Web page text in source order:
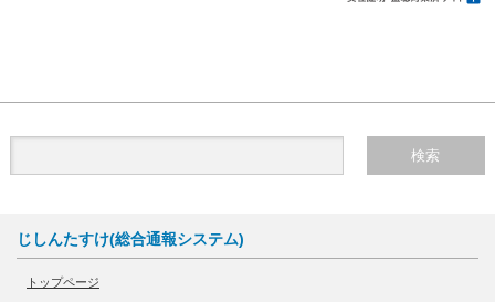
じしんたすけ(総合通報システム)
トップページ